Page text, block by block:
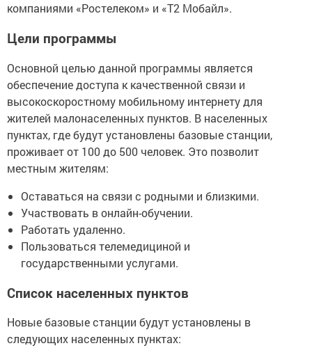
компаниями «Ростелеком» и «Т2 Мобайл».
Цели программы
Основной целью данной программы является
обеспечение доступа к качественной связи и
высокоскоростному мобильному интернету для
жителей малонаселенных пунктов. В населенных
пунктах, где будут установлены базовые станции,
проживает от 100 до 500 человек. Это позволит
местным жителям:
Оставаться на связи с родными и близкими.
Участвовать в онлайн-обучении.
Работать удаленно.
Пользоваться телемедициной и
государственными услугами.
Список населенных пунктов
Новые базовые станции будут установлены в
следующих населенных пунктах: